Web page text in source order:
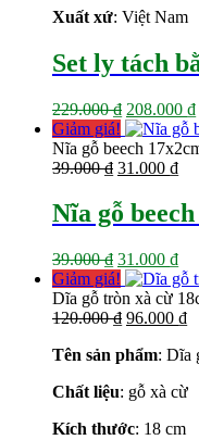
Xuất xứ: Việt Nam
Set ly tách
229.000₫ Giá
gốc
là:
229.000 ₫.
208.000 ₫
Giảm giá!
Nĩa gỗ beech
39.000₫ Giá
là:
39.000 ₫.
31.000 ₫Giá
tại
là:
Nĩa gỗ
39.000₫ Giá
gốc
là:
39.000 ₫.
31.000 ₫Giá
tại
là:
Giảm giá!
Dĩa gỗ tròn xà cừ
120.000₫ Giá
là:
96.000 ₫
Tên sản phẩm: Dĩa
Chất liệu: gỗ xà cừ
Kích thước: 18 cm